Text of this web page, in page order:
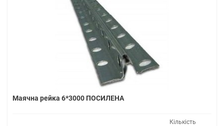
Маячна рейка 6*3000 ПОСИЛЕНА
Кількість